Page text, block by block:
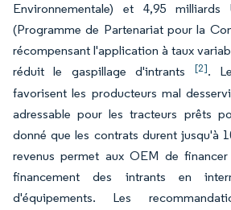
Environnementale) et 4,95
(Programme de Partenariat pour la
récompensant l'application à taux
réduit le gaspillage d'intrants [2].
favorisent les producteurs mal
adressable pour les tracteurs prêts
donné que les contrats durent jusqu'à
revenus permet aux OEM de
financement des intrants en
d'équipements. Les